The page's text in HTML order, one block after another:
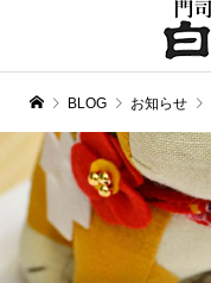
BLOG お知らせ